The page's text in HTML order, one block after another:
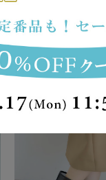
noyau
￥4,510